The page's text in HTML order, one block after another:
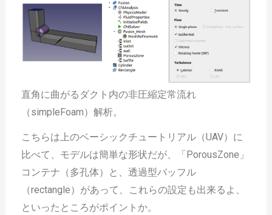
直角に曲がるダクト内の非圧縮定常流れ
（simpleFoam）解析。
こちらは上のベーシックチュートリアル（UAV）に
比べて、モデルは簡単な形状だが、「PorousZone」
コンテナ（多孔体）と、透過型バッフル
（rectangle）があって、これらの設定も出来るよ、
といったところがポイントか。